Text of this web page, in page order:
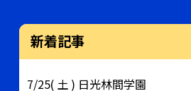
新着記事
7/25( 土 ) 日光林間学園